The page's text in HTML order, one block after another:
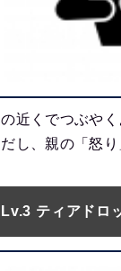
近くでつぶや
し、親の「怒
Lv.3 ティアドロ